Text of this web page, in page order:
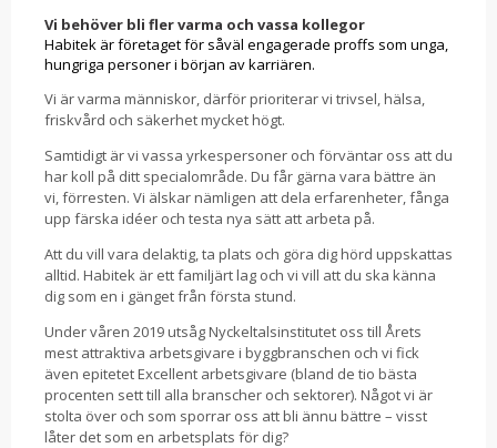
Vi behöver bli fler varma och vassa kollegor
Habitek är företaget för såväl engagerade proffs som unga,
hungriga personer i början av karriären.
Vi är varma människor, därför prioriterar vi trivsel, hälsa,
friskvård och säkerhet mycket högt.
Samtidigt är vi vassa yrkespersoner och förväntar oss att du
har koll på ditt specialområde. Du får gärna vara bättre än
vi, förresten. Vi älskar nämligen att dela erfarenheter, fånga
upp färska idéer och testa nya sätt att arbeta på.
Att du vill vara delaktig, ta plats och göra dig hörd uppskattas
alltid. Habitek är ett familjärt lag och vi vill att du ska känna
dig som en i gänget från första stund.
Under våren 2019 utsåg Nyckeltalsinstitutet oss till Årets
mest attraktiva arbetsgivare i byggbranschen och vi fick
även epitetet Excellent arbetsgivare (bland de tio bästa
procenten sett till alla branscher och sektorer). Något vi är
stolta över och som sporrar oss att bli ännu bättre – visst
låter det som en arbetsplats för dig?